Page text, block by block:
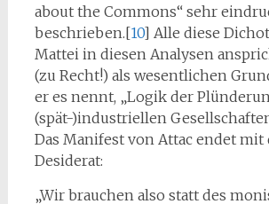
about the Commons“ sehr
beschrieben.[10] Alle diese
Mattei in diesen Analysen
(zu Recht!) als wesentlichen
er es nennt, „Logik der
(spät-)industriellen
Das Manifest von Attac endet mit
Desiderat:
„Wir brauchen also statt des